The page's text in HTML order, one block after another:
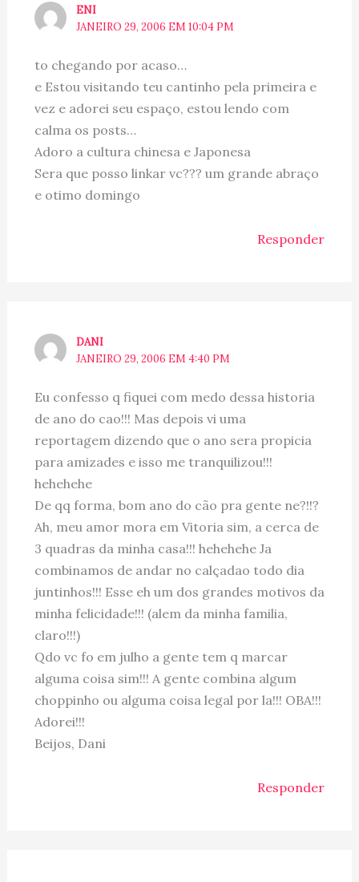
ENI
JANEIRO 29, 2006 EM 10:04 PM
to chegando por acaso…
e Estou visitando teu cantinho pela primeira e
vez e adorei seu espaço, estou lendo com
calma os posts…
Adoro a cultura chinesa e Japonesa
Sera que posso linkar vc??? um grande abraço
e otimo domingo
Responder
DANI
JANEIRO 29, 2006 EM 4:40 PM
Eu confesso q fiquei com medo dessa historia
de ano do cao!!! Mas depois vi uma
reportagem dizendo que o ano sera propicia
para amizades e isso me tranquilizou!!!
hehehehe
De qq forma, bom ano do cão pra gente ne?!!?
Ah, meu amor mora em Vitoria sim, a cerca de
3 quadras da minha casa!!! hehehehe Ja
combinamos de andar no calçadao todo dia
juntinhos!!! Esse eh um dos grandes motivos da
minha felicidade!!! (alem da minha familia,
claro!!!)
Qdo vc fo em julho a gente tem q marcar
alguma coisa sim!!! A gente combina algum
choppinho ou alguma coisa legal por la!!! OBA!!!
Adorei!!!
Beijos, Dani
Responder